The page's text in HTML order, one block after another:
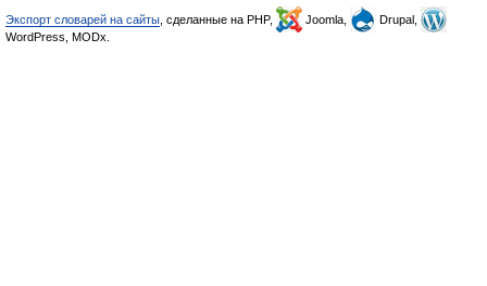
Экспорт словарей на сайты , сделанные на PHP, Joomla,
Drupal,
WordPress, MODx.